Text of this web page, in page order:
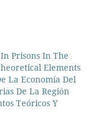
Prisons In The
Elements
La Economía Del
De La Región
Teóricos Y